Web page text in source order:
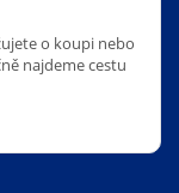
o koupi nebo
najdeme cestu